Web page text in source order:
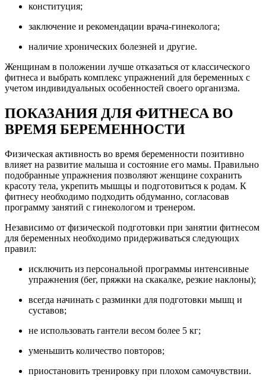
конституция;
заключение и рекомендации врача-гинеколога;
наличие хронических болезней и другие.
Женщинам в положении лучше отказаться от классического
фитнеса и выбрать комплекс упражнений для беременных с
учетом индивидуальных особенностей своего организма.
ПОКАЗАНИЯ ДЛЯ ФИТНЕСА ВО
ВРЕМЯ БЕРЕМЕННОСТИ
Физическая активность во время беременности позитивно
влияет на развитие малыша и состояние его мамы. Правильно
подобранные упражнения позволяют женщине сохранить
красоту тела, укрепить мышцы и подготовиться к родам. К
фитнесу необходимо подходить обдуманно, согласовав
программу занятий с гинекологом и тренером.
Независимо от физической подготовки при занятии фитнесом
для беременных необходимо придерживаться следующих
правил:
исключить из персональной программы интенсивные
упражнения (бег, пряжки на скакалке, резкие наклоны);
всегда начинать с разминки для подготовки мышц и
суставов;
не использовать гантели весом более 5 кг;
уменьшить количество повторов;
приостановить тренировку при плохом самочувствии.